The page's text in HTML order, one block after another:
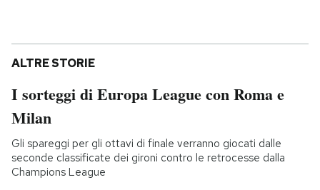
ALTRE STORIE
I sorteggi di Europa League con Roma e
Milan
Gli spareggi per gli ottavi di finale verranno giocati dalle
seconde classificate dei gironi contro le retrocesse dalla
Champions League